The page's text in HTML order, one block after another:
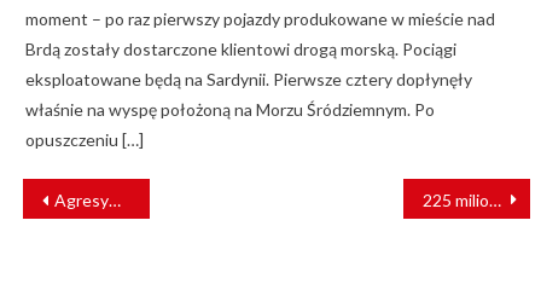
moment – po raz pierwszy pojazdy produkowane w mieście nad
Brdą zostały dostarczone klientowi drogą morską. Pociągi
eksploatowane będą na Sardynii. Pierwsze cztery dopłynęły
właśnie na wyspę położoną na Morzu Śródziemnym. Po
opuszczeniu […]
NAWIGACJA
WPISU
Agresywni pasażerowie zaatakowali ochronę pociągu 225 milionów złotych dla Torunia na inwestycje transportowe